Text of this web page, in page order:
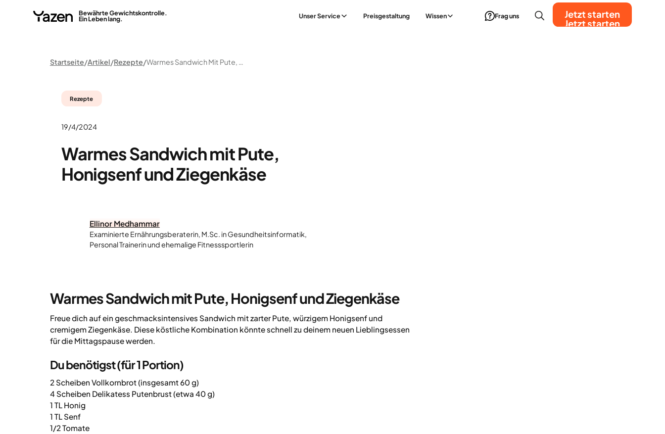
Bewährte Gewichtskontrolle.
Ein Leben lang. Unser Service Preisgestaltung Wissen Frag uns
Jetzt starten
Jetzt starten
Startseite Artikel Rezepte Warmes Sandwich Mit Pute, Honigsenf Und Ziegenkäse
Rezepte
19/4/2024
Warmes Sandwich mit Pute,
Honigsenf und Ziegenkäse
Ellinor Medhammar
Examinierte Ernährungsberaterin, M.Sc. in Gesundheitsinformatik,
Personal Trainerin und ehemalige Fitnesssportlerin
Warmes Sandwich mit Pute, Honigsenf und Ziegenkäse
Freue dich auf ein geschmacksintensives Sandwich mit zarter Pute, würzigem Honigsenf und
cremigem Ziegenkäse. Diese köstliche Kombination könnte schnell zu deinem neuen Lieblingsessen
für die Mittagspause werden.
Du benötigst (für 1 Portion)
2 Scheiben Vollkornbrot (insgesamt 60 g)
4 Scheiben Delikatess Putenbrust (etwa 40 g)
1 TL Honig
1 TL Senf
1/2 Tomate